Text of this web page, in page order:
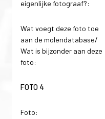
eigenlijke fotograaf?:
Wat voegt deze foto toe
aan de molendatabase/
Wat is bijzonder aan deze
foto:
FOTO 4
Foto: